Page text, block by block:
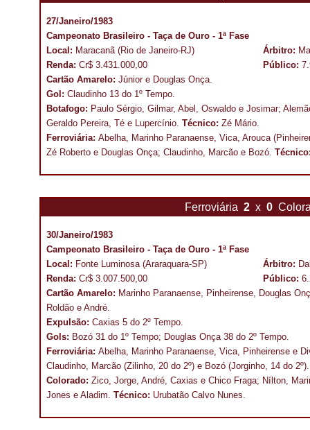
27/Janeiro/1983
Campeonato Brasileiro - Taça de Ouro - 1ª Fase
Local: Maracanã (Rio de Janeiro-RJ) Árbitro:
Renda: Cr$ 3.431.000,00 Público:
Cartão Amarelo: Júnior e Douglas Onça.
Gol: Claudinho 13 do 1º Tempo.
Botafogo: Paulo Sérgio, Gilmar, Abel, Oswaldo e Josimar;
Geraldo Pereira, Té e Lupercínio. Técnico: Zé Mário.
Ferroviária: Abelha, Marinho Paranaense, Vica, Arouca
Zé Roberto e Douglas Onça; Claudinho, Marcão e Bozó.
Ferroviária 2 x 0
30/Janeiro/1983
Campeonato Brasileiro - Taça de Ouro - 1ª Fase
Local: Fonte Luminosa (Araraquara-SP) Árbitro:
Renda: Cr$ 3.007.500,00 Público:
Cartão Amarelo: Marinho Paranaense, Pinheirense, Douglas
Roldão e André.
Expulsão: Caxias 5 do 2º Tempo.
Gols: Bozó 31 do 1º Tempo; Douglas Onça 38 do 2º Tempo.
Ferroviária: Abelha, Marinho Paranaense, Vica, Pinheirense e
Claudinho, Marcão (Zilinho, 20 do 2º) e Bozó (Jorginho, 14 do
Colorado: Zico, Jorge, André, Caxias e Chico Fraga; Nílton,
Jones e Aladim. Técnico: Urubatão Calvo Nunes.